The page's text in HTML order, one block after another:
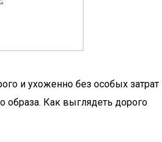
и ухоженно без особых затрат
образа. Как выглядеть дорого